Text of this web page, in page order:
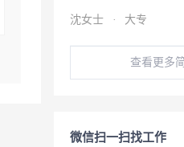
沈女士 · 大专
查看更多
微信扫一扫找工作